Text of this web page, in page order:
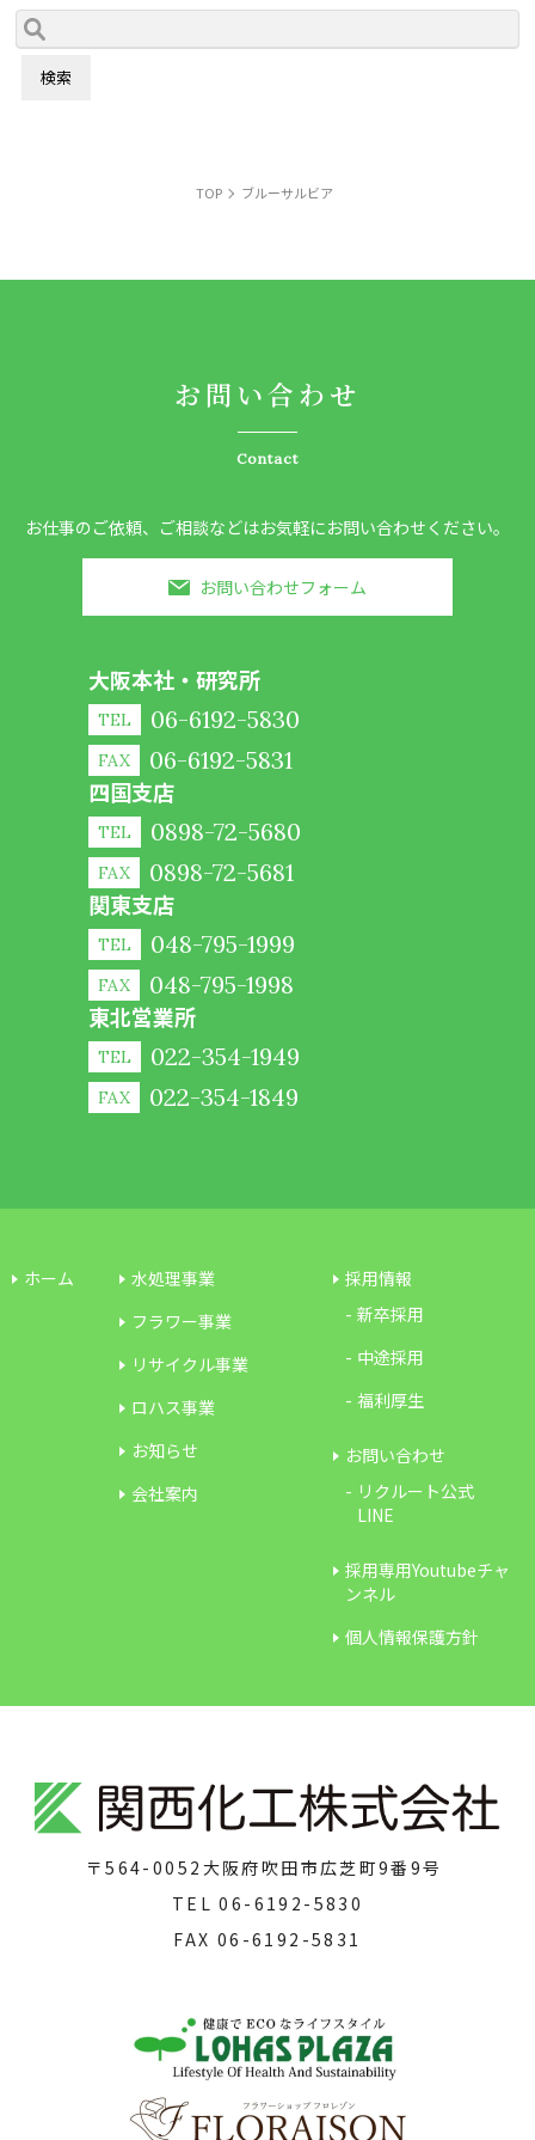
TOP ブルーサルビア
お問い合わせ
Contact
お仕事のご依頼、ご相談などはお気軽にお問い合わせください。
お問い合わせフォーム
大阪本社・研究所
TEL 06-6192-5830
FAX 06-6192-5831
四国支店
TEL 0898-72-5680
FAX 0898-72-5681
関東支店
TEL 048-795-1999
FAX 048-795-1998
東北営業所
TEL 022-354-1949
FAX 022-354-1849
ホーム
水処理事業
フラワー事業
リサイクル事業
ロハス事業
お知らせ
会社案内
採用情報
新卒採用
中途採用
福利厚生
お問い合わせ
リクルート公式
LINE
採用専用Youtubeチャ
ンネル
個人情報保護方針
〒564-0052 大阪府吹田市広芝町9番9号
TEL06-6192-5830
FAX 06-6192-5831